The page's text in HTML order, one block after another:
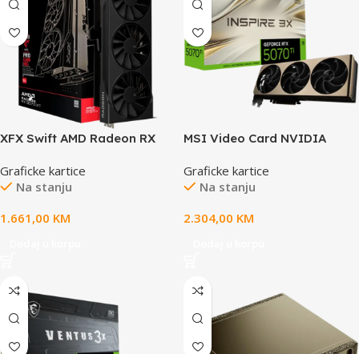
XFX Swift AMD Radeon RX
GDDR6 256-bit HDMI 3x DP,
SI ONLY
Graficke kartice
Na stanju
1.661,00 KM
MSI Video Card NVIDIA
Ti 16GB GDDR7 PCI Express
5.0 Video Card RTX 5070 Ti
Graficke kartice
Na stanju
2.304,00 KM